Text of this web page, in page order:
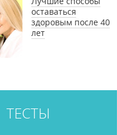
оставаться
здоровым после 40
лет
ТЕСТЫ